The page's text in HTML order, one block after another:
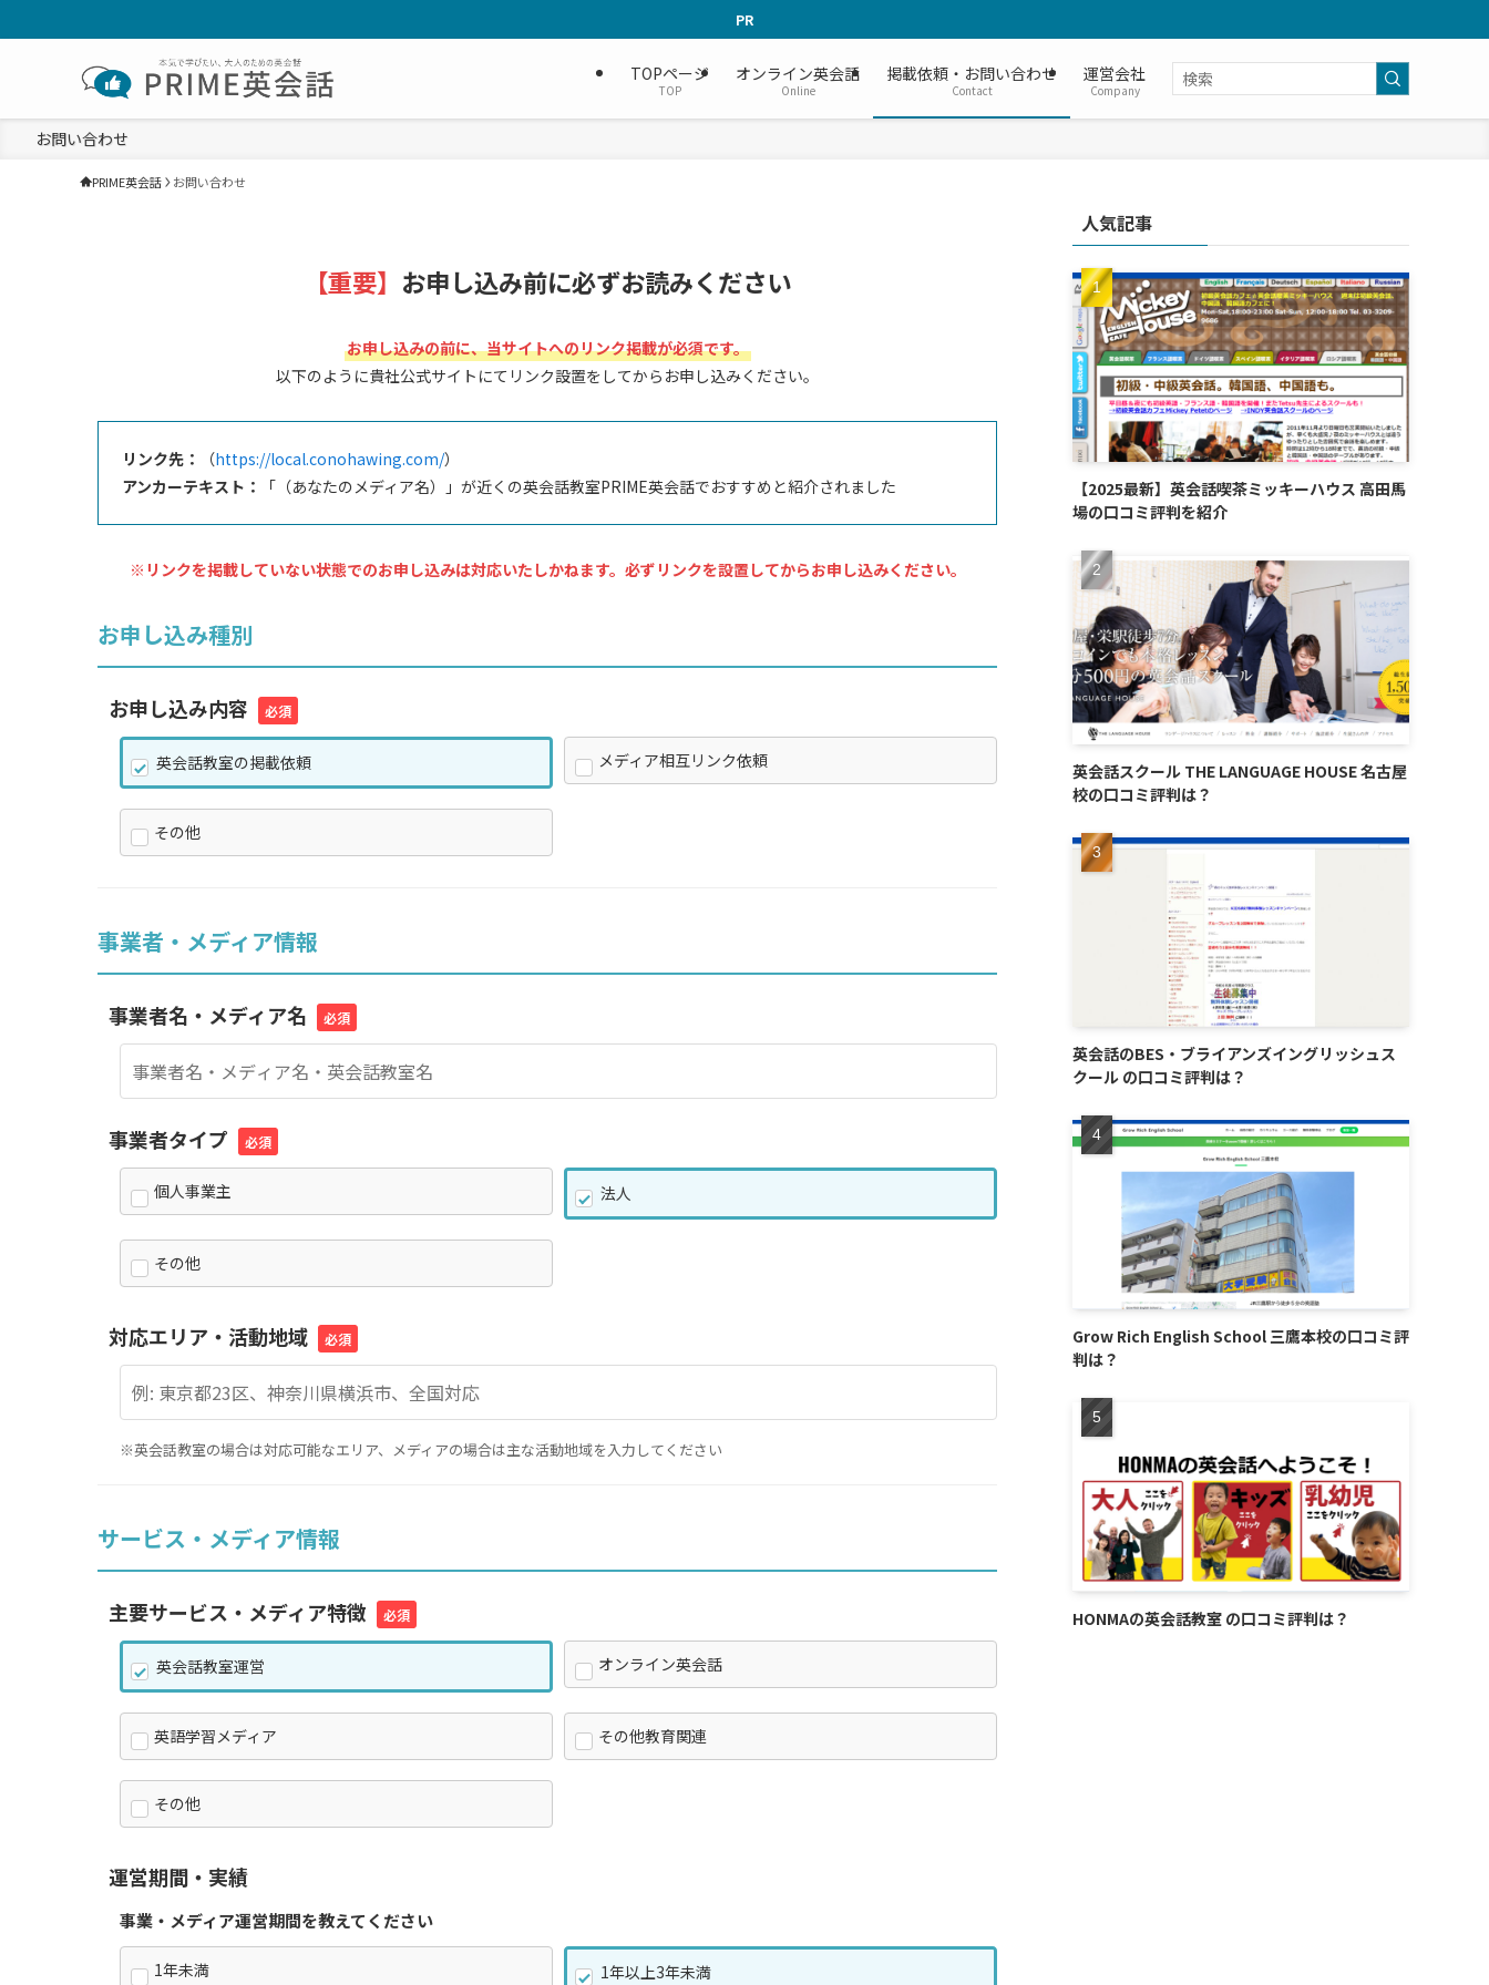
PR
TOPページ
TOP
オンライン英会話
Online
掲載依頼・お問い合わせ
Contact
運営会社
Company
お問い合わせ
PRIME英会話 お問い合わせ
【重要】 お申し込み前に必ずお読みください
お申し込みの前に、当サイトへのリンク掲載が必須です。
以下のように貴社公式サイトにてリンク設置をしてからお申し込みください。
リンク先： （https://local.conohawing.com/）
アンカーテキスト：
「（あなたのメディア名）」が近くの英会話教室PRIME英会話でおすすめと紹介されました
※リンクを掲載していない状態でのお申し込みは対応いたしかねます。必ずリンクを設置してからお申し込みください。
お申し込み種別
お申し込み内容 必須
英会話教室の掲載依頼 メディア相互リンク依頼
その他
事業者・メディア情報
事業者名・メディア名 必須
事業者タイプ 必須
個人事業主 法人
その他
対応エリア・活動地域 必須
※英会話教室の場合は対応可能なエリア、メディアの場合は主な活動地域を入力してください
サービス・メディア情報
主要サービス・メディア特徴 必須
英会話教室運営 オンライン英会話
英語学習メディア その他教育関連
その他
運営期間・実績
事業・メディア運営期間を教えてください
1年未満 1年以上3年未満
人気記事
【2025最新】英会話喫茶ミッキーハウス 高田馬
場の口コミ評判を紹介
英会話スクール THE LANGUAGE HOUSE 名古屋
校の口コミ評判は？
英会話のBES・ブライアンズイングリッシュス
クール の口コミ評判は？
Grow Rich English School 三鷹本校の口コミ評
判は？
HONMAの英会話教室 の口コミ評判は？